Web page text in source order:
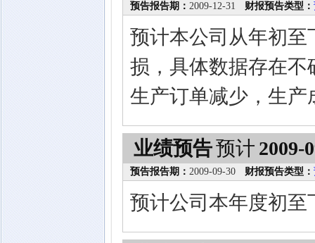
预告报告期： 2009-12-31 财报预告类型：
预计本公司从年初
损，具体数据存在
生产订单减少，生
业绩预告预计 2009-
预告报告期： 2009-09-30 财报预告类型：
预计公司本年度初